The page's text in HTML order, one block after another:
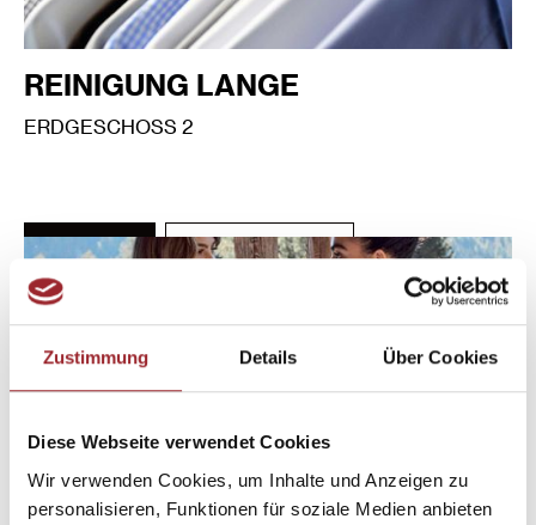
Zustimmung Details Über Cookies
Diese Webseite verwendet Cookies
Wir verwenden Cookies, um Inhalte und Anzeigen zu
personalisieren, Funktionen für soziale Medien anbieten
REINIGUNG LANGE
ERDGESCHOSS 2
MEHR INFOS WEGBESCHREIBUNG